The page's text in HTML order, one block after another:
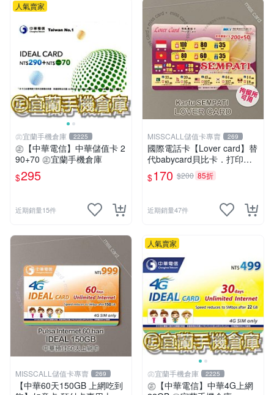
人氣賣家
㊣宜蘭手機倉庫 2225
㊣【中華電信】中華儲值卡 2
90+70 ㊣宜蘭手機倉庫
$295
近期銷量15件
MISSCALL儲值卡專賣 269
國際電話卡【Lover card】替
代babycard貝比卡．打印尼
泰國馬來西亞越南(移工收容
所可用電話卡)⚡MissCall儲值
$170 $200 85折
近期銷量47件
MISSCALL儲值卡專賣 269
【中華60天150GB 上網吃到
人氣賣家
㊣宜蘭手機倉庫 2225
㊣【中華電信】中華4G上網